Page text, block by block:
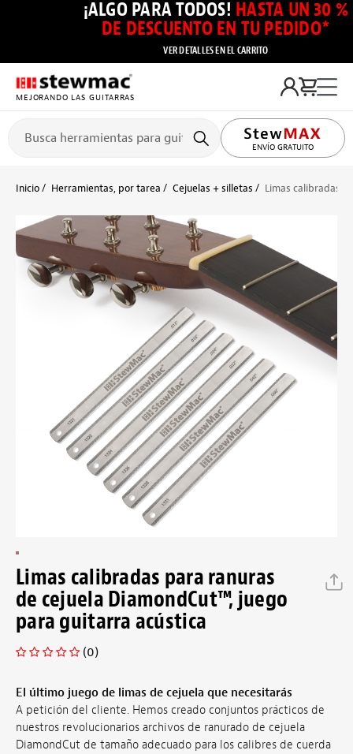
¡ALGO PARA TODOS! HASTA UN 30 %
DE DESCUENTO EN TU PEDIDO*
VER DETALLES EN EL CARRITO
MEJORANDO LAS GUITARRAS
ENVÍO GRATUITO
Inicio Herramientas, por tarea Cejuelas + silletas Limas calibradas
Limas calibradas para ranuras
de cejuela DiamondCut™, juego
para guitarra acústica
(0)
El último juego de limas de cejuela que necesitarás
A petición del cliente. Hemos creado conjuntos prácticos de
nuestros revolucionarios archivos de ranurado de cejuela
DiamondCut de tamaño adecuado para los calibres de cuerda